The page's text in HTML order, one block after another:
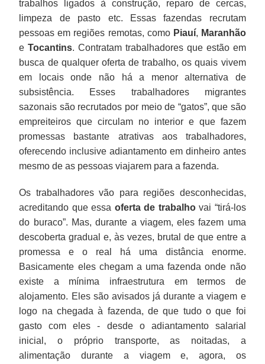
trabalhos ligados à construção, reparo de cercas,
limpeza de pasto etc. Essas fazendas recrutam
pessoas em regiões remotas, como Piauí, Maranhão
eTocantins. Contratam trabalhadores que estão em
busca de qualquer oferta de trabalho, os quais vivem
em locais onde não há a menor alternativa de
subsistência. Esses trabalhadores migrantes
sazonais são recrutados por meio de “gatos”, que são
empreiteiros que circulam no interior e que fazem
promessas bastante atrativas aos trabalhadores,
oferecendo inclusive adiantamento em dinheiro antes
mesmo de as pessoas viajarem para a fazenda.
Os trabalhadores vão para regiões desconhecidas,
acreditando que essa oferta de trabalhovai “tirá-los
do buraco”. Mas, durante a viagem, eles fazem uma
descoberta gradual e, às vezes, brutal de que entre a
promessa e o real há uma distância enorme.
Basicamente eles chegam a uma fazenda onde não
existe a mínima infraestrutura em termos de
alojamento. Eles são avisados já durante a viagem e
logo na chegada à fazenda, de que tudo o que foi
gasto com eles - desde o adiantamento salarial
inicial, o próprio transporte, as noitadas, a
alimentação durante a viagem e, agora, os